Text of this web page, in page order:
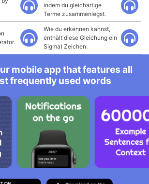
indem du gleichartige
Terme zusammenlegst.
Wie du erkennen kannst,
enthält diese Gleichung ein
Sigma) Zeichen.
mobile app that features all
frequently used words